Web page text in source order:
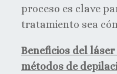
proceso es clave
tratamiento sea
Beneficios del
métodos de